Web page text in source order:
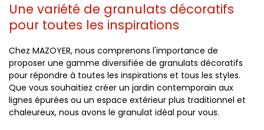
Une variété de granulats décoratifs
pour toutes les inspirations
Chez MAZOYER, nous comprenons l'importance de
proposer une gamme diversifiée de granulats décoratifs
pour répondre à toutes les inspirations et tous les styles.
Que vous souhaitiez créer un jardin contemporain aux
lignes épurées ou un espace extérieur plus traditionnel et
chaleureux, nous avons le granulat idéal pour vous.